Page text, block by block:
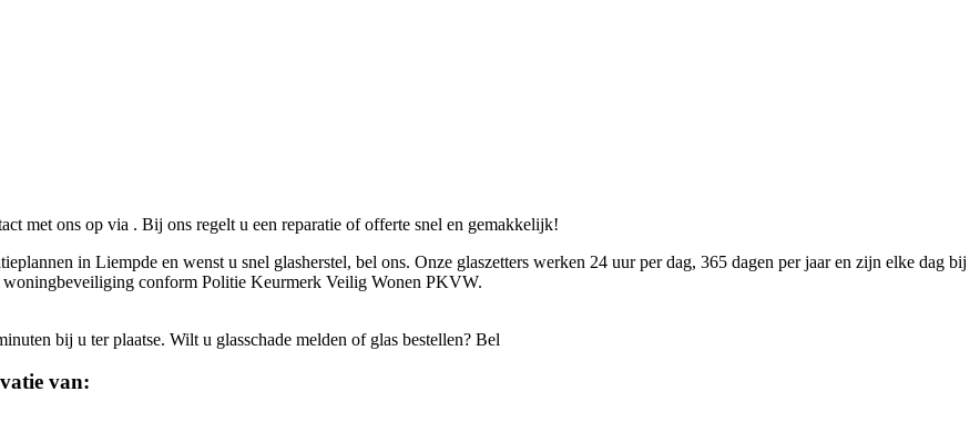
met ons op via . Bij ons regelt u een reparatie of offerte snel en gemakkelijk!
in Liempde en wenst u snel glasherstel, bel ons. Onze glaszetters werken 24 uur per dag, 365 dagen per jaar en zijn elke dag bij
woningbeveiliging conform Politie Keurmerk Veilig Wonen PKVW.
bij u ter plaatse. Wilt u glasschade melden of glas bestellen? Bel
van: